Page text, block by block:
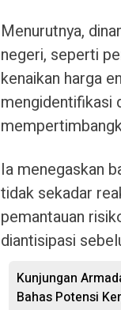
Menurutnya,
negeri, seperti
kenaikan harga
mengidentifikasi
Ia menegaskan
tidak sekadar
pemantauan
diantisipasi
Kunjungan
Bahas Potensi